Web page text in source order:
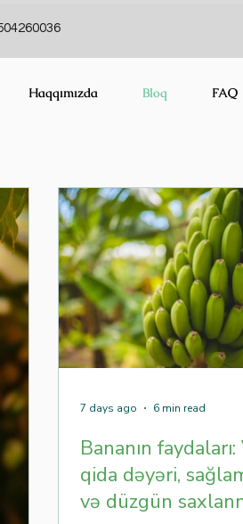
Haqqımızda Bloq FAQ
Bananın faydaları:
qida dəyəri,
və düzgün
7 days ago 6 min read